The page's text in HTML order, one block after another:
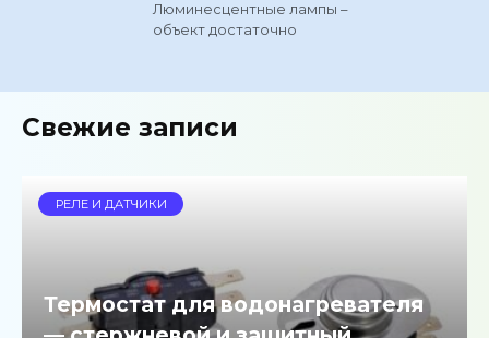
Люминесцентные лампы –
объект достаточно
Свежие записи
РЕЛЕ И ДАТЧИКИ
Термостат для водонагревателя